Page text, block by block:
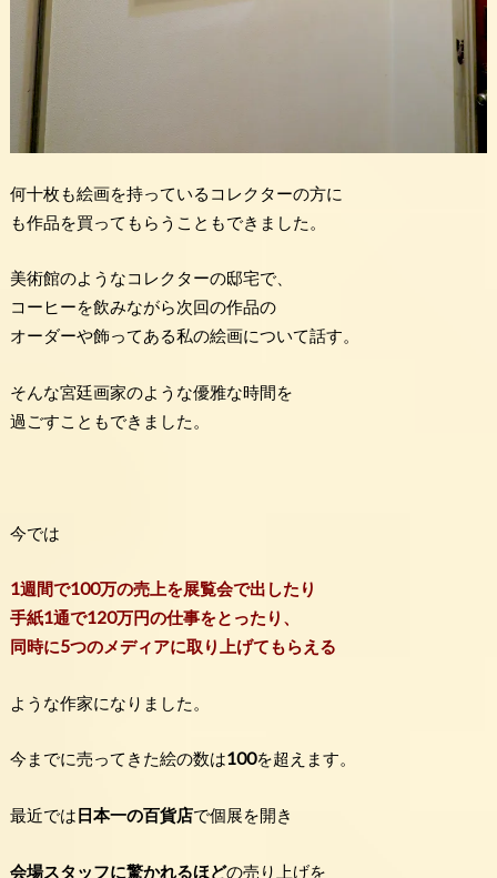
何十枚も絵画を持っているコレクターの方に
も作品を買ってもらうこともできました。
美術館のようなコレクターの邸宅で、
コーヒーを飲みながら次回の作品の
オーダーや飾ってある私の絵画について話す。
そんな宮廷画家のような優雅な時間を
過ごすこともできました。
今では
1週間で100万の売上を展覧会で出したり
手紙1通で120万円の仕事をとったり、
同時に5つのメディアに取り上げてもらえる
ような作家になりました。
今までに売ってきた絵の数は100を超えます。
最近では日本一の百貨店で個展を開き
会場スタッフに驚かれるほどの売り上げを